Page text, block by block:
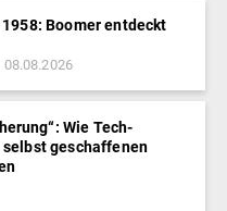
Boomer entdeckt
08.08.2026
Wie Tech-
geschaffenen